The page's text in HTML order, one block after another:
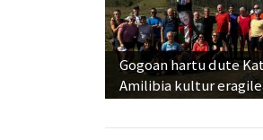
Gogoan hartu dute
Amilibia kultur